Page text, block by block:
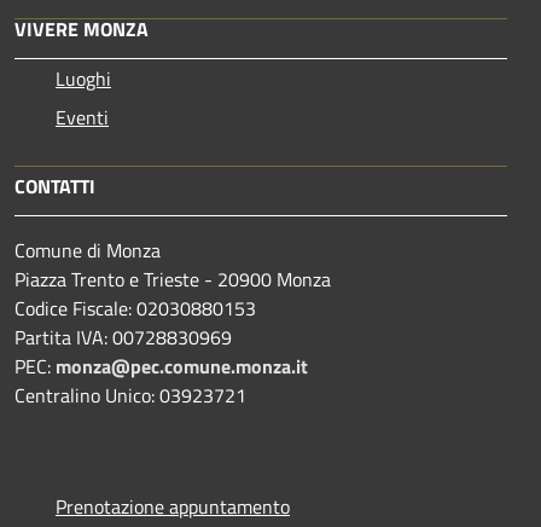
VIVERE MONZA
Luoghi
Eventi
CONTATTI
Comune di Monza
Piazza Trento e Trieste - 20900 Monza
Codice Fiscale: 02030880153
Partita IVA: 00728830969
PEC: monza@pec.comune.monza.it
Centralino Unico: 03923721
Prenotazione appuntamento